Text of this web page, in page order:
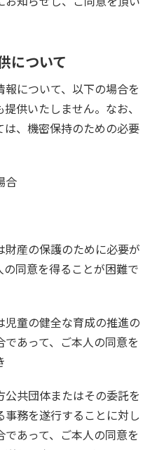
について
について、以下の場合を
供いたしません。なお、
、機密保持のための必要
合
財産の保護のために必要が
同意を得ることが困難で
児童の健全な育成の推進の
あって、ご本人の同意を
公共団体またはその委託を
務を遂行することに対し
あって、ご本人の同意を